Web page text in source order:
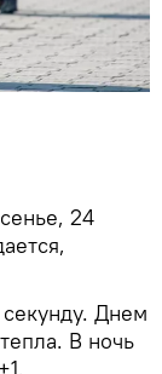
24
Днем
В ночь